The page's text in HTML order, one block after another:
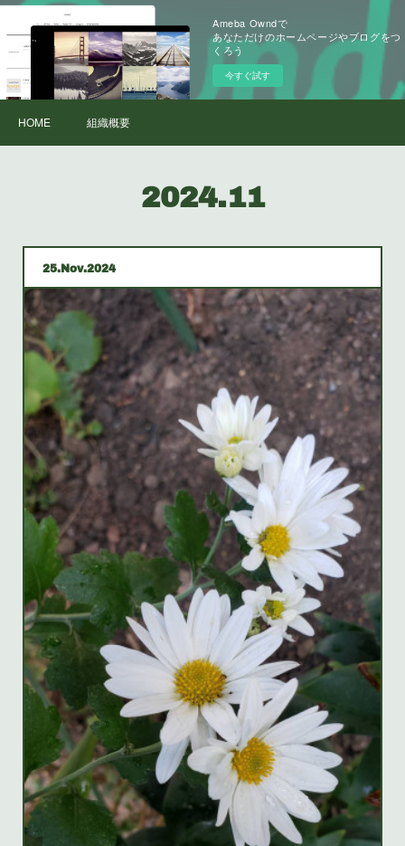
Ameba Owndで
あなただけのホームページやブログをつ
くろう
今すぐ試す
HOME 組織概要
2024.11
25 Nov 2024